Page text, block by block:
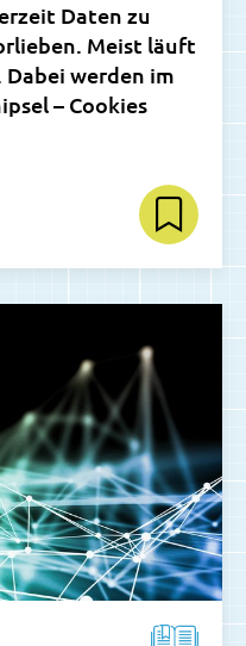
Daten zu
Meist läuft
werden im
– Cookies